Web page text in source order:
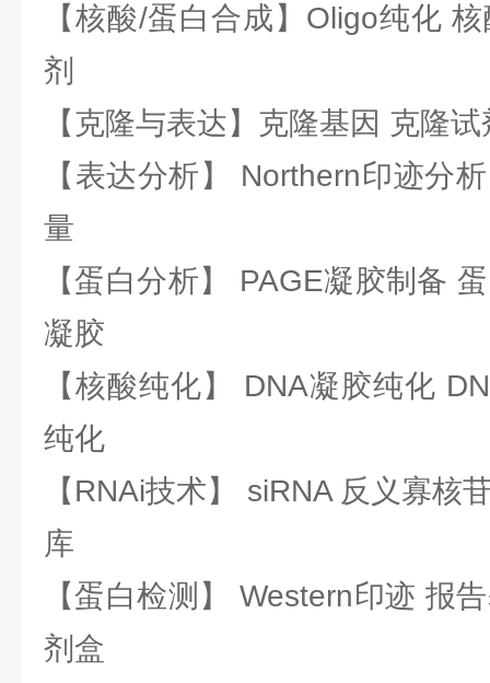
【核酸/蛋白合成】Oligo纯化
剂
【克隆与表达】克隆基因 克隆
【表达分析】 Northern印迹分
量
【蛋白分析】 PAGE凝胶制备
凝胶
【核酸纯化】 DNA凝胶纯化
纯化
【RNAi技术】 siRNA 反义寡核
库
【蛋白检测】 Western印迹 报
剂盒